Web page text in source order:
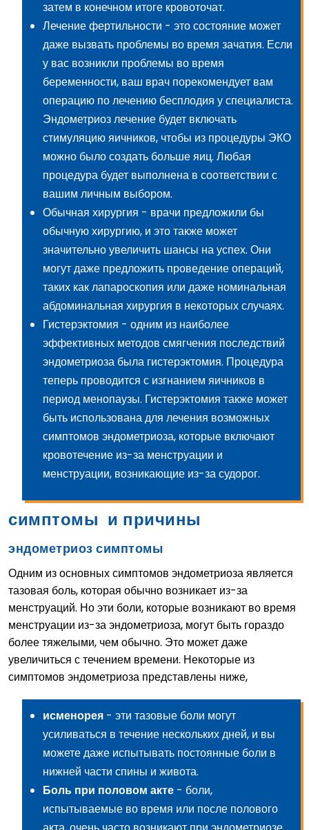
затем в конечном итоге кровоточат.
Лечение фертильности - это состояние может
даже вызвать проблемы во время зачатия. Если
у вас возникли проблемы во время
беременности, ваш врач порекомендует вам
операцию по лечению бесплодия у специалиста.
Эндометриоз лечение будет включать
стимуляцию яичников, чтобы из процедуры ЭКО
можно было создать больше яиц. Любая
процедура будет выполнена в соответствии с
вашим личным выбором.
Обычная хирургия - врачи предложили бы
обычную хирургию, и это также может
значительно увеличить шансы на успех. Они
могут даже предложить проведение операций,
таких как лапароскопия или даже номинальная
абдоминальная хирургия в некоторых случаях.
Гистерэктомия - одним из наиболее
эффективных методов смягчения последствий
эндометриоза была гистерэктомия. Процедура
теперь проводится с изгнанием яичников в
период менопаузы. Гистерэктомия также может
быть использована для лечения возможных
симптомов эндометриоза, которые включают
кровотечение из-за менструации и
менструации, возникающие из-за судорог.
симптомы и причины
эндометриоз симптомы
Одним из основных симптомов эндометриоза является
тазовая боль, которая обычно возникает из-за
менструаций. Но эти боли, которые возникают во время
менструации из-за эндометриоза, могут быть гораздо
более тяжелыми, чем обычно. Это может даже
увеличиться с течением времени. Некоторые из
симптомов эндометриоза представлены ниже,
исменорея - эти тазовые боли могут
усиливаться в течение нескольких дней, и вы
можете даже испытывать постоянные боли в
нижней части спины и живота.
Боль при половом акте - боли,
испытываемые во время или после полового